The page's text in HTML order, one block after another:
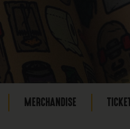
MERCHANDISE